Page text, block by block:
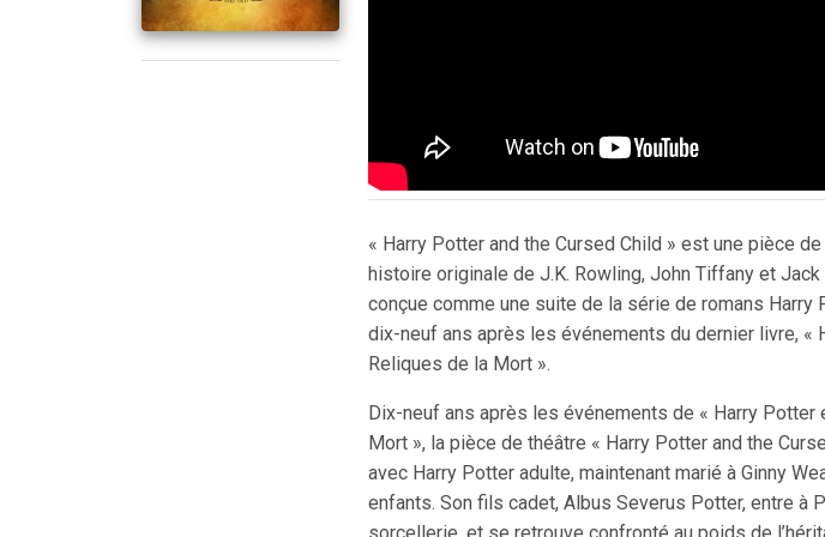
« Harry Potter and the Cursed Child » est une pièce
histoire originale de J.K. Rowling, John Tiffany et Jack
conçue comme une suite de la série de romans Harry
dix-neuf ans après les événements du dernier livre, «
Reliques de la Mort ».
Dix-neuf ans après les événements de « Harry Potter
Mort », la pièce de théâtre « Harry Potter and the
avec Harry Potter adulte, maintenant marié à Ginny
enfants. Son fils cadet, Albus Severus Potter, entre à